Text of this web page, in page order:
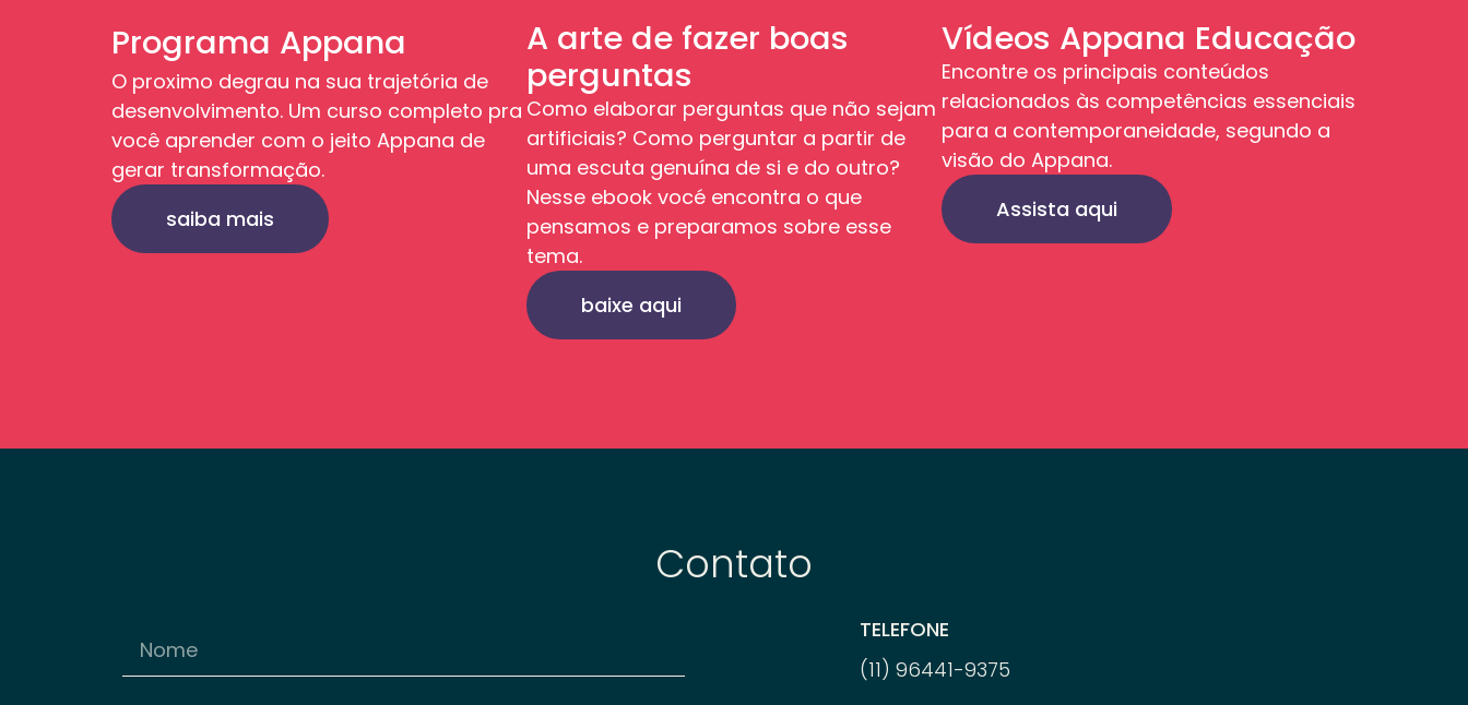
Programa Appana
O proximo degrau na sua trajetória de
desenvolvimento. Um curso completo pra
você aprender com o jeito Appana de
gerar transformação.
saiba mais
A arte de fazer boas
perguntas
Como elaborar perguntas que não sejam
artificiais? Como perguntar a partir de
uma escuta genuína de si e do outro?
Nesse ebook vocé encontra o que
pensamos e preparamos sobre esse
tema.
baixe aqui
Vídeos Appana Educação
Encontre os principais conteúdos
relacionados às competências essenciais
para a contemporaneidade, segundo a
visão do Appana.
Assista aqui
Contato
TELEFONE
(11) 96441-9375